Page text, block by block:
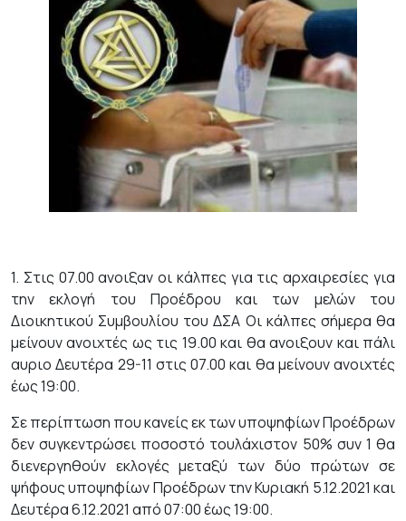
1. Στις 07.00 ανοιξαν οι κάλπες για τις αρχαιρεσίες για
την εκλογή του Προέδρου και των μελών του
Διοικητικού Συμβουλίου του ΔΣΑ Οι κάλπες σήμερα θα
μείνουν ανοιχτές ως τις 19.00 και θα ανοιξουν και πάλι
αυριο Δευτέρα 29-11 στις 07.00 και θα μείνουν ανοιχτές
έως 19:00.
Σε περίπτωση που κανείς εκ των υποψηφίων Προέδρων
δεν συγκεντρώσει ποσοστό τουλάχιστον 50% συν 1 θα
διενεργηθούν εκλογές μεταξύ των δύο πρώτων σε
ψήφους υποψηφίων Προέδρων την Κυριακή 5.12.2021 και
Δευτέρα 6.12.2021 από 07:00 έως 19:00.